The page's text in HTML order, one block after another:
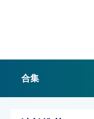
合集